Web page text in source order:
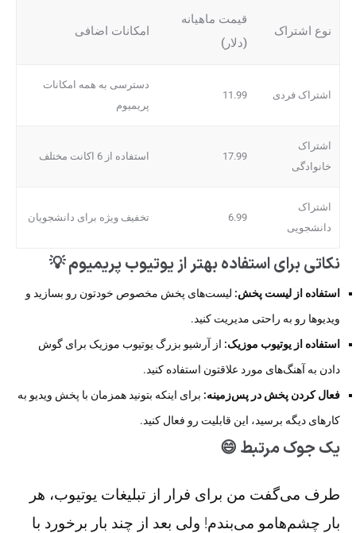
نوع اشتراک
قیمت ماهیانه
(دلار)
امکانات اضافی
اشتراک فردی 11.99
دسترسی به همه امکانات
پریمیوم
اشتراک
خانوادگی
17.99 استفاده از 6 اکانت مختلف
اشتراک
دانشجویی
6.99 تخفیف ویژه برای دانشجویان
نکاتی برای استفاده بهتر از یوتیوب پریمیوم 💡
استفاده از لیست پخش: لیست‌های پخش مخصوص خودتون رو بسازید و
ویدیوها رو به راحتی مدیریت کنید.
استفاده از یوتیوب موزیک: از آرشیو بزرگ یوتیوب موزیک برای گوش
دادن به آهنگ‌های مورد علاقتون استفاده کنید.
فعال کردن پخش در پس‌زمینه: برای اینکه بتونید همزمان با پخش ویدیو به
کارهای دیگه برسید، این قابلیت رو فعال کنید.
یک جوک مرتبط 😄
طرف می‌گفت من برای فرار از تبلیغات یوتیوب، هر
بار چشم‌هامو می‌بندم! ولی بعد از چند بار برخورد با